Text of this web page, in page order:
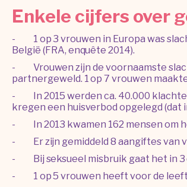
Enkele cijfers over
- 1 op 3 vrouwen in Europa was
België (FRA, enquête 2014).
- Vrouwen zijn de voornaamste
partnergeweld. 1 op 7 vrouwen
- In 2015 werden ca. 40.000
kregen een huisverbod opgelegd (dat
- In 2013 kwamen 162 mensen om
- Er zijn gemiddeld 8 aangiftes van
- Bij seksueel misbruik gaat het in 3
- 1 op 5 vrouwen heeft voor de